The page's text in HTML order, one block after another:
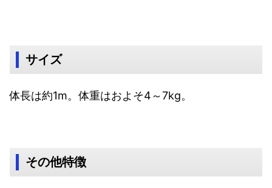
サイズ
体長は約1m。体重はおよそ4～7kg。
その他特徴